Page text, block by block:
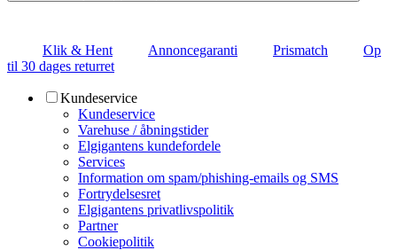
Klik & Hent Annoncegaranti Prismatch
Op
til 30 dages returret
Kundeservice
Kundeservice
Varehuse / åbningstider
Elgigantens kundefordele
Services
Information om spam/phishing-emails og SMS
Fortrydelsesret
Elgigantens privatlivspolitik
Partner
Cookiepolitik